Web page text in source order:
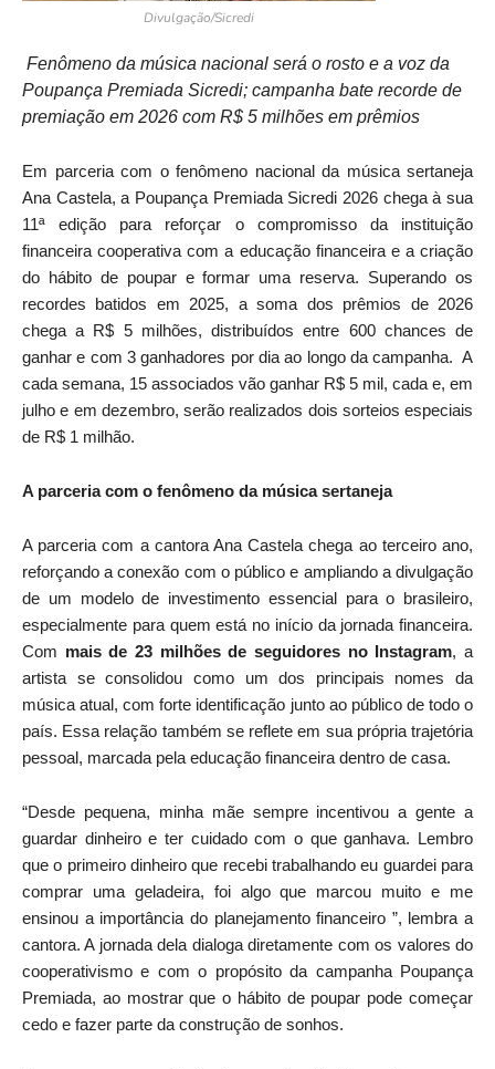
Divulgação/Sicredi
Fenômeno da música nacional será o rosto e a voz da
Poupança Premiada Sicredi; campanha bate recorde de
premiação em 2026 com R$ 5 milhões em prêmios
Em parceria com o fenômeno nacional da música sertaneja
Ana Castela, a Poupança Premiada Sicredi 2026 chega à sua
11ª edição para reforçar o compromisso da instituição
financeira cooperativa com a educação financeira e a criação
do hábito de poupar e formar uma reserva. Superando os
recordes batidos em 2025, a soma dos prêmios de 2026
chega a R$ 5 milhões, distribuídos entre 600 chances de
ganhar e com 3 ganhadores por dia ao longo da campanha. A
cada semana, 15 associados vão ganhar R$ 5 mil, cada e, em
julho e em dezembro, serão realizados dois sorteios especiais
de R$ 1 milhão.
A parceria com o fenômeno da música sertaneja
A parceria com a cantora Ana Castela chega ao terceiro ano,
reforçando a conexão com o público e ampliando a divulgação
de um modelo de investimento essencial para o brasileiro,
especialmente para quem está no início da jornada financeira.
Com mais de 23 milhões de seguidores no Instagram, a
artista se consolidou como um dos principais nomes da
música atual, com forte identificação junto ao público de todo o
país. Essa relação também se reflete em sua própria trajetória
pessoal, marcada pela educação financeira dentro de casa.
“Desde pequena, minha mãe sempre incentivou a gente a
guardar dinheiro e ter cuidado com o que ganhava. Lembro
que o primeiro dinheiro que recebi trabalhando eu guardei para
comprar uma geladeira, foi algo que marcou muito e me
ensinou a importância do planejamento financeiro ”, lembra a
cantora. A jornada dela dialoga diretamente com os valores do
cooperativismo e com o propósito da campanha Poupança
Premiada, ao mostrar que o hábito de poupar pode começar
cedo e fazer parte da construção de sonhos.